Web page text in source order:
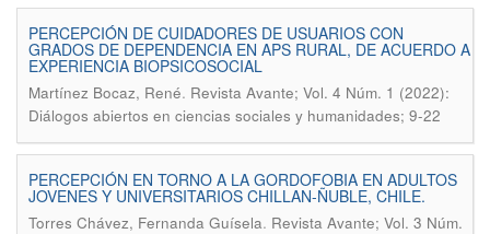
PERCEPCIÓN DE CUIDADORES DE USUARIOS CON
GRADOS DE DEPENDENCIA EN APS RURAL, DE ACUERDO A
EXPERIENCIA BIOPSICOSOCIAL
Martínez Bocaz, René. Revista Avante; Vol. 4 Núm. 1 (2022):
Diálogos abiertos en ciencias sociales y humanidades; 9-22
PERCEPCIÓN EN TORNO A LA GORDOFOBIA EN ADULTOS
JOVENES Y UNIVERSITARIOS CHILLAN-ÑUBLE, CHILE.
Torres Chávez, Fernanda Guísela. Revista Avante; Vol. 3 Núm.